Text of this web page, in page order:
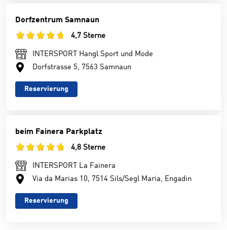
Dorfzentrum Samnaun
4,7 Sterne
INTERSPORT Hangl Sport und Mode
Dorfstrasse 5, 7563 Samnaun
Reservierung
beim Fainera Parkplatz
4,8 Sterne
INTERSPORT La Fainera
Via da Marias 10, 7514 Sils/Segl Maria, Engadin
Reservierung